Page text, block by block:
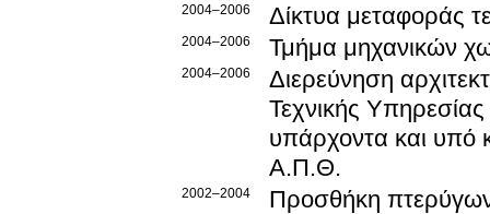
2004–2006 Δίκτυα μεταφοράς
2004–2006 Τμήμα μηχανικών
2004–2006
Διερεύνηση
Τεχνικής
υπάρχοντα και υπό
Α.Π.Θ.
2002–2004
Προσθήκη πτερύγων